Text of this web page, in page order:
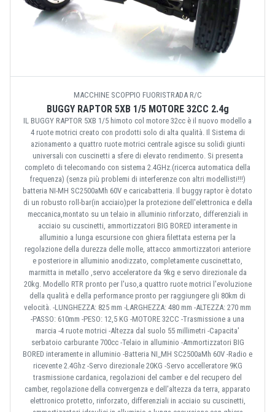
MACCHINE SCOPPIO FUORISTRADA R/C
BUGGY RAPTOR 5XB 1/5 MOTORE 32CC 2.4g
IL BUGGY RAPTOR 5XB 1/5 himoto col motore 32cc è il nuovo modello a
4 ruote motrici creato con prodotti solo di alta qualità. Il Sistema di
azionamento a quattro ruote motrici centrale agisce su solidi giunti
universali con cuscinetti a sfere di elevato rendimento. Si presenta
completo di telecomando con sistema 2.4GHz.(ricerca automatica della
frequenza) (senza più problemi di interferenze con altri modellisti!!!)
batteria NI-MH SC2500aMh 60V e caricabatteria. Il buggy raptor è dotato
di un robusto roll-bar(in acciaio)per la protezione dell'elettronica e della
meccanica,montato su un telaio in alluminio rinforzato, differenziali in
acciaio su cuscinetti, ammortizzatori BIG BORED interamente in
alluminio a lunga escursione con ghiera filettata esterna per la
regolazione della durezza delle molle, attacco ammortizzatori anteriore
e posteriore in alluminio anodizzato, completamente cuscinettato,
marmitta in metallo ,servo acceleratore da 9kg e servo direzionale da
20kg. Modello RTR pronto per l'uso,a quattro ruote motrici l'evoluzione
della qualità e della performance pronto per raggiungere gli 80km di
velocità. -LUNGHEZZA: 825 mm -LARGHEZZA: 480 mm -ALTEZZA: 270 mm
-PASSO: 610mm -PESO: 12,5 KG -MOTORE 32CC -Trasmissione a una
marcia -4 ruote motrici -Altezza dal suolo 55 millimetri -Capacita'
serbatoio carburante 700cc -Telaio in alluminio -Ammortizzatori BIG
BORED interamente in alluminio -Batteria NI_MH SC2500aMh 60V -Radio e
ricevente 2.4Ghz -Servo direzionale 20KG -Servo accelleratore 9KG
trasmissione cardanica, regolazioni del camber e del recupero del
camber, regolazione della convergenza e dell'altezza da terra, apparato
elettronico protetto, rinforzato, differenziali in acciaio su cuscinetti,